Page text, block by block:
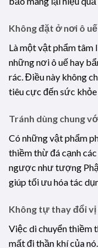
Không đặt ở nơi ô uế
Là một vật phẩm tâm
những nơi ô uế hay
rác. Điều này không
tiêu cực đến sức khỏe
Tránh dùng chung
Có những vật phẩm
thiềm thừ đá cạnh
ngược như tượng
giúp tối ưu hóa tác
Không tự thay đổi
Việc di chuyển thiềm
mất đi thần khí của